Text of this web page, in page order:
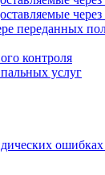
переданных
контроля
услуг